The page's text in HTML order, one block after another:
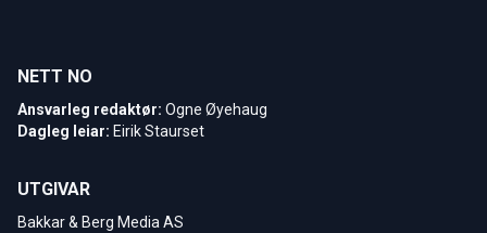
NETT NO
Ansvarleg redaktør: Ogne Øyehaug
Dagleg leiar: Eirik Staurset
UTGIVAR
Bakkar & Berg Media AS